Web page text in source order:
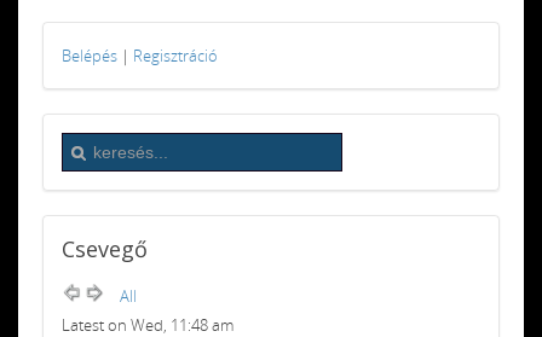
Belépés | Regisztráció
Csevegő
All
Latest on Wed, 11:48 am